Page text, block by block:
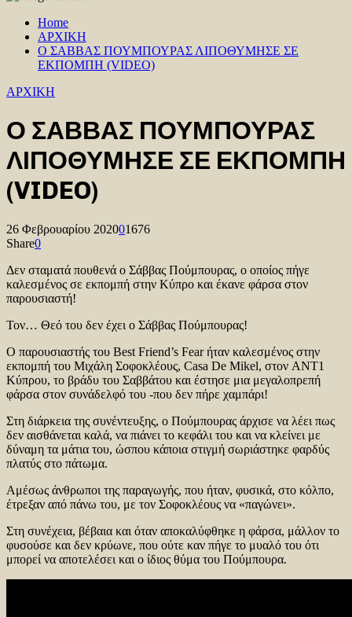
Home
ΑΡΧΙΚΗ
Ο ΣΑΒΒΑΣ ΠΟΥΜΠΟΥΡΑΣ ΛΙΠΟΘΥΜΗΣΕ ΣΕ
ΕΚΠΟΜΠΗ (VIDEO)
ΑΡΧΙΚΗ
Ο ΣΑΒΒΑΣ ΠΟΥΜΠΟΥΡΑΣ
ΛΙΠΟΘΥΜΗΣΕ ΣΕ ΕΚΠΟΜΠΗ
(VIDEO)
26 Φεβρουαρίου 202001676
Share0
Δεν σταματά πουθενά ο Σάββας Πούμπουρας, ο οποίος πήγε
καλεσμένος σε εκπομπή στην Κύπρο και έκανε φάρσα στον
παρουσιαστή!
Τον… Θεό του δεν έχει ο Σάββας Πούμπουρας!
Ο παρουσιαστής του Best Friend’s Fear ήταν καλεσμένος στην
εκπομπή του Μιχάλη Σοφοκλέους, Casa De Mikel, στον ANT1
Κύπρου, το βράδυ του Σαββάτου και έστησε μια μεγαλοπρεπή
φάρσα στον συνάδελφό του -που δεν πήρε χαμπάρι!
Στη διάρκεια της συνέντευξης, ο Πούμπουρας άρχισε να λέει πως
δεν αισθάνεται καλά, να πιάνει το κεφάλι του και να κλείνει με
δύναμη τα μάτια του, ώσπου κάποια στιγμή σωριάστηκε φαρδύς
πλατύς στο πάτωμα.
Αμέσως άνθρωποι της παραγωγής, που ήταν, φυσικά, στο κόλπο,
έτρεξαν από πάνω του, με τον Σοφοκλέους να «παγώνει».
Στη συνέχεια, βέβαια και όταν αποκαλύφθηκε η φάρσα, μάλλον το
φυσούσε και δεν κρύωνε, που ούτε καν πήγε το μυαλό του ότι
μπορεί να αποτελέσει και ο ίδιος θύμα του Πούμπουρα.